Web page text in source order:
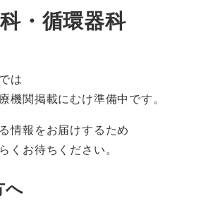
・循環器科
は
機関掲載にむけ準備中です。
情報をお届けするため
くお待ちください。
へ